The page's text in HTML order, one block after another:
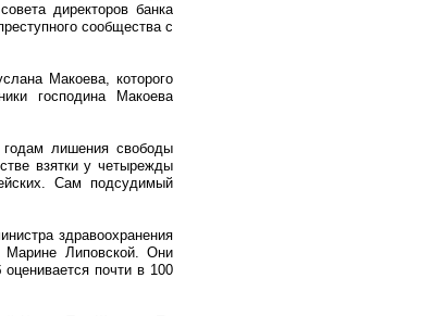
директоров банка
сообщества с
Макоева, которого
господина Макоева
годам лишения свободы
взятки у четырежды
Сам подсудимый
здравоохранения
Марине Липовской. Они
почти в 100